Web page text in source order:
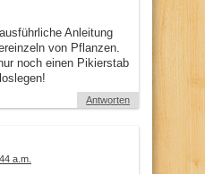
Anleitung
von Pflanzen.
noch einen Pikierstab
Antworten
a.m.